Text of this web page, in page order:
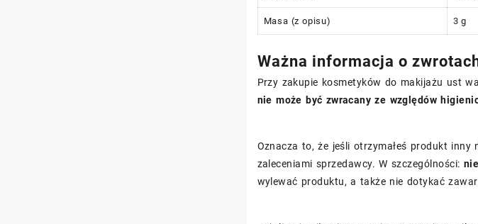
Masa (z opisu) 3 g
Ważna informacja o
Przy zakupie kosmetyków do makijażu ust
nie może być zwracany ze względów
Oznacza to, że jeśli otrzymałeś produkt
zaleceniami sprzedawcy. W szczególności:
wylewać produktu, a także nie dotykać